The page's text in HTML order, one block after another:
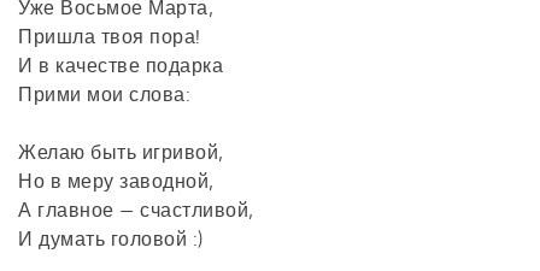
Уже Восьмое Марта,
Пришла твоя пора!
И в качестве подарка
Прими мои слова:
Желаю быть игривой,
Но в меру заводной,
А главное — счастливой,
И думать головой :)